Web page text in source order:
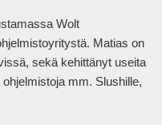
Wolt
Matias on
sekä kehittänyt useita
mm. Slushille,